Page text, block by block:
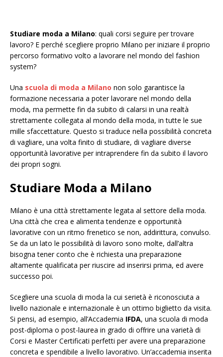
Studiare moda a Milano: quali corsi seguire per trovare
lavoro? E perché scegliere proprio Milano per iniziare il proprio
percorso formativo volto a lavorare nel mondo del fashion
system?
Una scuola di moda a Milano non solo garantisce la
formazione necessaria a poter lavorare nel mondo della
moda, ma permette fin da subito di calarsi in una realtà
strettamente collegata al mondo della moda, in tutte le sue
mille sfaccettature. Questo si traduce nella possibilità concreta
di vagliare, una volta finito di studiare, di vagliare diverse
opportunità lavorative per intraprendere fin da subito il lavoro
dei propri sogni.
Studiare Moda a Milano
Milano è una città strettamente legata al settore della moda.
Una città che crea e alimenta tendenze e opportunità
lavorative con un ritmo frenetico se non, addirittura, convulso.
Se da un lato le possibilità di lavoro sono molte, dall’altra
bisogna tener conto che è richiesta una preparazione
altamente qualificata per riuscire ad inserirsi prima, ed avere
successo poi.
Scegliere una scuola di moda la cui serietà è riconosciuta a
livello nazionale e internazionale è un ottimo biglietto da visita.
Si pensi, ad esempio, all’Accademia IFDA, una scuola di moda
post-diploma o post-laurea in grado di offrire una varietà di
Corsi e Master Certificati perfetti per avere una preparazione
concreta e spendibile a livello lavorativo. Un’accademia inserita